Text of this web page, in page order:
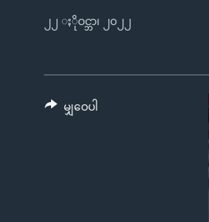
နိုင်ငံတကာ
တရုတ်
အစ္စရေး-ပါလက်စတိုင်း
ရပ်ဝန်းတခု လမ်းတခု အလွန်
အင်္ဂလိပ်စာလေ့လာမယ်
၂၂ ႏိုဝင္ဘာ၊ ၂၀၂၂
မျှဝေပါ